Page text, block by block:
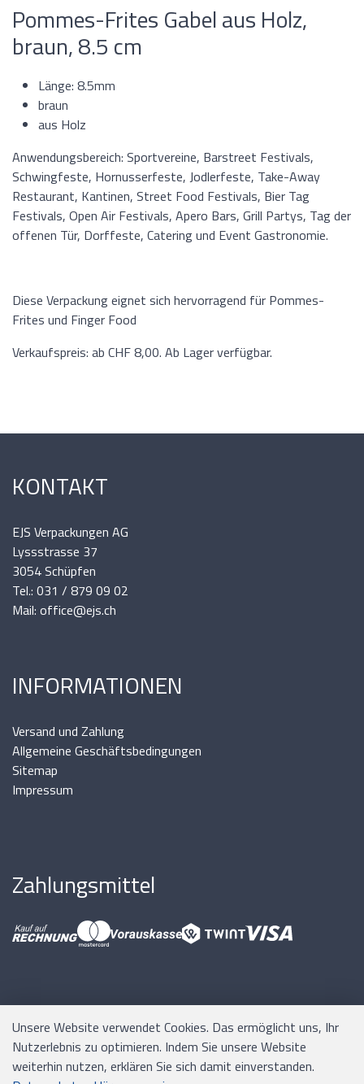
Pommes-Frites Gabel aus Holz,
braun, 8.5 cm
Länge: 8.5mm
braun
aus Holz
Anwendungsbereich: Sportvereine, Barstreet Festivals,
Schwingfeste, Hornusserfeste, Jodlerfeste, Take-Away
Restaurant, Kantinen, Street Food Festivals, Bier Tag
Festivals, Open Air Festivals, Apero Bars, Grill Partys, Tag der
offenen Tür, Dorffeste, Catering und Event Gastronomie.
Diese Verpackung eignet sich hervorragend für Pommes-
Frites und Finger Food
Verkaufspreis: ab CHF 8,00. Ab Lager verfügbar.
KONTAKT
EJS Verpackungen AG
Lyssstrasse 37
3054 Schüpfen
Tel.: 031 / 879 09 02
Mail: office@ejs.ch
INFORMATIONEN
Versand und Zahlung
Allgemeine Geschäftsbedingungen
Sitemap
Impressum
Zahlungsmittel
Software:Rent-a-Shop.ch
Unsere Website verwendet Cookies. Das ermöglicht uns, Ihr
Nutzerlebnis zu optimieren. Indem Sie unsere Website
weiterhin nutzen, erklären Sie sich damit einverstanden.